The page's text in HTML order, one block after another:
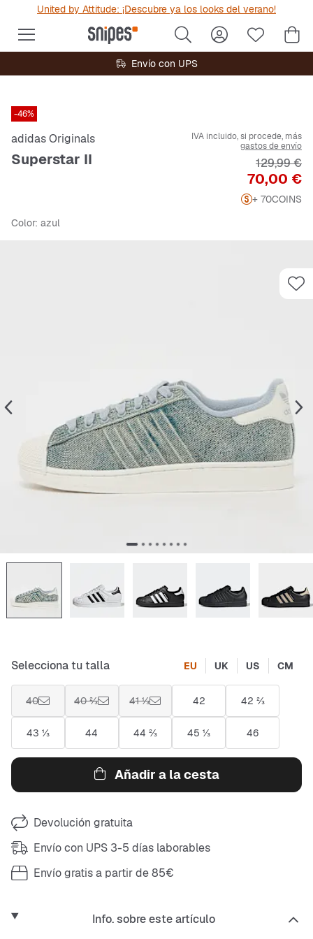
United by Attitude: ¡Descubre ya los looks del verano!
Envío con UPS
-46%
adidas Originals
Superstar II
IVA incluido, si procede, más
gastos de envío
Precio
70,00 €
Precio
129,99 €
+ 70COINS
Color: azul
Selecciona tu talla EU UK US CM
40 40 ⅔ 41 ⅓ 42 42 ⅔
43 ⅓ 44 44 ⅔ 45 ⅓ 46
Añadir a la cesta
Devolución gratuita
Envío con UPS 3-5 días laborables
Envío gratis a partir de 85€
Info. sobre este artículo